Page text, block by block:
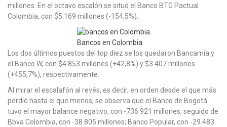
millones. En el octavo escalón se situó el Banco BTG Pactual
Colombia, con $5.169 millones (-154,5%).
Bancos en Colombia
Los dos últimos puestos del top diez se los quedaron Bancamía y
el Banco W, con $4.853 millones (+42,8%) y $3.407 millones
(+455,7%), respectivamente.
Al mirar el escalafón al revés, es decir, en orden desde el que más
perdió hasta el que menos, se observa que el Banco de Bogotá
tuvo el mayor balance negativo, con -736.921 millones, seguido de
Bbva Colombia, con -38.805 millones; Banco Popular, con -29.483